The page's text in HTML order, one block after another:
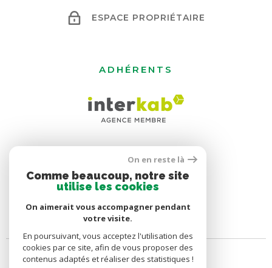
ESPACE PROPRIÉTAIRE
ADHÉRENTS
On en reste là
Comme beaucoup, notre site
utilise les cookies
On aimerait vous accompagner pendant
votre visite.
En poursuivant, vous acceptez l'utilisation des
cookies par ce site, afin de vous proposer des
contenus adaptés et réaliser des statistiques !